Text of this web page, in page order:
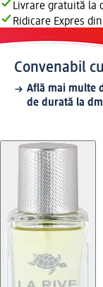
Livrare gratuită la
Ridicare Expres
Convenabil
Află mai multe
de durată la